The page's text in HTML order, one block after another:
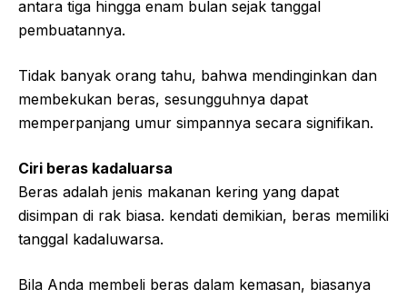
antara tiga hingga enam bulan sejak tanggal
pembuatannya.
Tidak banyak orang tahu, bahwa mendinginkan dan
membekukan beras, sesungguhnya dapat
memperpanjang umur simpannya secara signifikan.
Ciri beras kadaluarsa
Beras adalah jenis makanan kering yang dapat
disimpan di rak biasa. kendati demikian, beras memiliki
tanggal kadaluwarsa.
Bila Anda membeli beras dalam kemasan, biasanya